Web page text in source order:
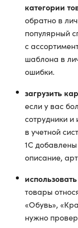
категории
обратно в
популярный
с
шаблона в
ошибки.
загрузить
если у вас
сотрудники
в учетной
1С
описание,
товары
«Обувь»,
нужно